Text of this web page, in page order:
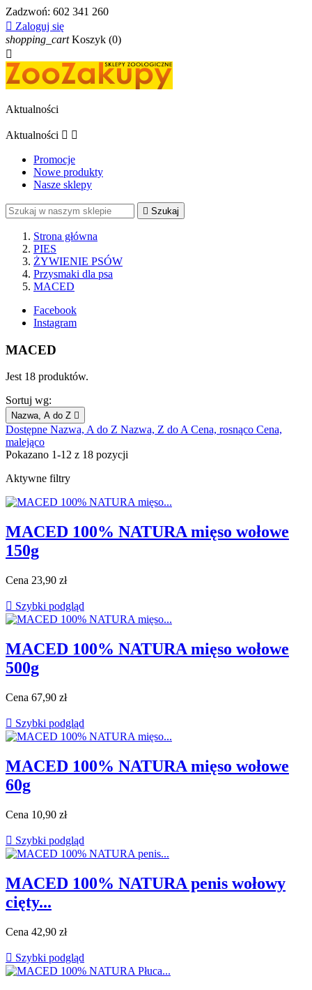
Zadzwoń: 602 341 260
 Zaloguj się
shopping_cart Koszyk (0)

Aktualności
Aktualności  
Promocje
Nowe produkty
Nasze sklepy
 Szukaj
Strona główna
PIES
ŻYWIENIE PSÓW
Przysmaki dla psa
MACED
Facebook
Instagram
MACED
Jest 18 produktów.
Sortuj wg:
Nazwa, A do Z 
Dostępne Nazwa, A do Z Nazwa, Z do ACena, rosnąco Cena,
malejąco
Pokazano 1-12 z 18 pozycji
Aktywne filtry
MACED 100% NATURA mięso wołowe
150g
Cena 23,90 zł
 Szybki podgląd
MACED 100% NATURA mięso wołowe
500g
Cena 67,90 zł
 Szybki podgląd
MACED 100% NATURA mięso wołowe
60g
Cena 10,90 zł
 Szybki podgląd
MACED 100% NATURA penis wołowy
cięty...
Cena 42,90 zł
 Szybki podgląd